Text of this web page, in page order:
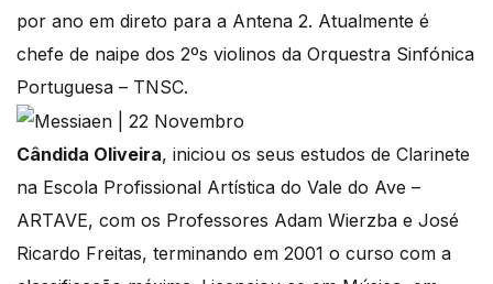
por ano em direto para a Antena 2. Atualmente é
chefe de naipe dos 2ºs violinos da Orquestra Sinfónica
Portuguesa – TNSC.
Cândida Oliveira, iniciou os seus estudos de Clarinete
na Escola Profissional Artística do Vale do Ave –
ARTAVE, com os Professores Adam Wierzba e José
Ricardo Freitas, terminando em 2001 o curso com a